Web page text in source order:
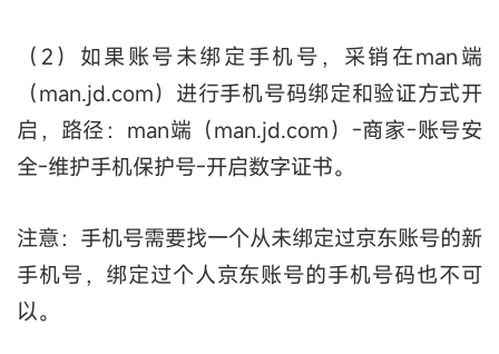
（2）如果账号未绑定手机号，采销在man端
（man.jd.com）进行手机号码绑定和验证方式开
启，路径：man端（man.jd.com）-商家-账号安
全-维护手机保护号-开启数字证书。
注意：手机号需要找一个从未绑定过京东账号的新
手机号，绑定过个人京东账号的手机号码也不可
以。